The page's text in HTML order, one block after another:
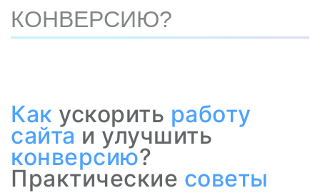
КОНВЕРСИЮ?
Как ускорить работу
сайта и улучшить
конверсию?
Практические советы